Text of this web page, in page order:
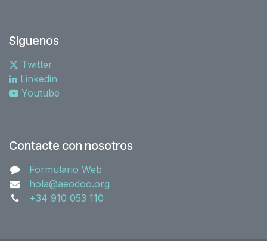
Síguenos
Twitter
Linkedin
Youtube
Contacte con nosotros
Formulario Web
hola@aeodoo.org
+34 910 053 110